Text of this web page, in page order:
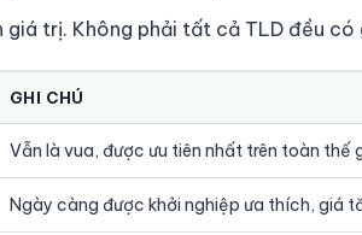
giá trị. Không phải tất cả TLD đều có
GHI CHÚ
Vẫn là vua, được ưu tiên nhất trên toàn thế
Ngày càng được khởi nghiệp ưa thích, giá